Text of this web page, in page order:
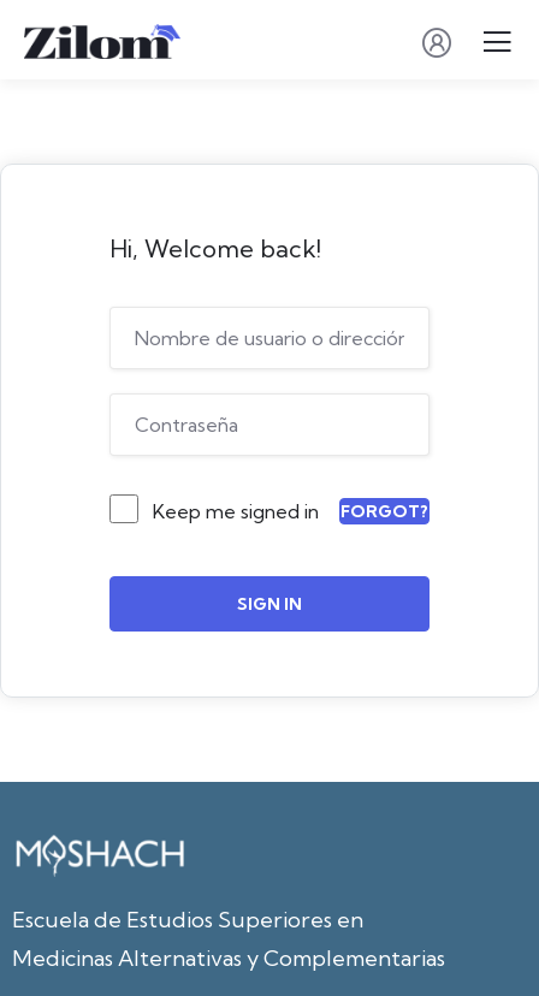
Hi, Welcome back!
Keep me signed in FORGOT?
SIGN IN
Escuela de Estudios Superiores en
Medicinas Alternativas y Complementarias